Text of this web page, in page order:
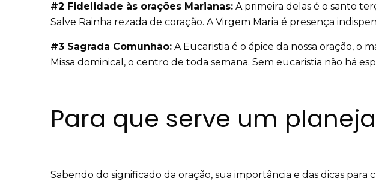
#2 Fidelidade às orações Marianas: A primeira delas é o santo
Salve Rainha rezada de coração. A Virgem Maria é presença
#3 Sagrada Comunhão: A Eucaristia é o ápice da nossa oração, o
Missa dominical, o centro de toda semana. Sem eucaristia não há
Para que serve um
Sabendo do significado da oração, sua importância e das dicas para